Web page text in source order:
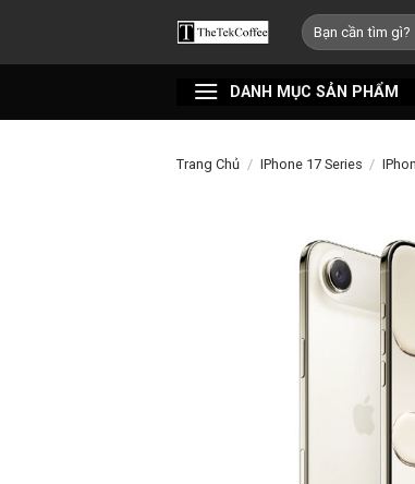
nội
Tìm
kiếm:
DANH MỤC SẢN PHẨM
Trang Chủ / IPhone 17 Series /